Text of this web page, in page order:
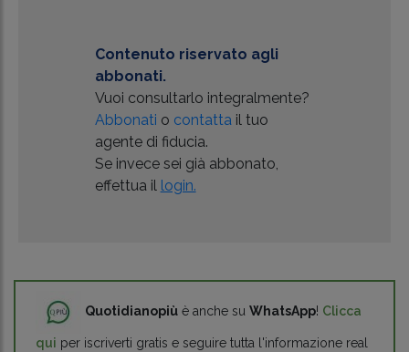
Contenuto riservato agli
abbonati.
Vuoi consultarlo integralmente?
Abbonati o contatta il tuo
agente di fiducia.
Se invece sei già abbonato,
effettua il login.
Quotidianopiù è anche su WhatsApp! Clicca
qui per iscriverti gratis e seguire tutta l'informazione real